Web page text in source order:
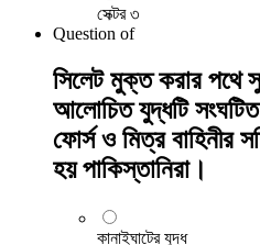
সেক্টর ৩
Question of
সিলেট মুক্ত করার পথে
আলোচিত যুদ্ধটি
ফোর্স ও মিত্র বাহিনীর
হয় পাকিস্তানিরা।
কানাইঘাটের যুদ্ধ